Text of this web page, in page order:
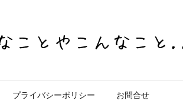
プライバシーポリシー お問合せ